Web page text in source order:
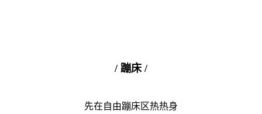
/ 蹦床 /
先在自由蹦床区热热身